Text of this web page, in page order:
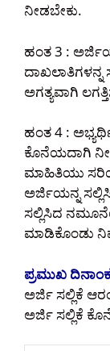
ನೀಡಬೇಕು.
ಹಂತ 3 :
ದಾಖಲಾತಿಗಳನ್ನ
ಅಗತ್ಯವಾಗಿ
ಹಂತ 4 :
ಕೊನೆಯದಾಗಿ
ಮಾಹಿತಿಯು
ಅರ್ಜಿಯನ್ನ
ಸಲ್ಲಿಸಿದ
ಮಾಡಿಕೊಂಡು
ಪ್ರಮುಖ
ಅರ್ಜಿ ಸಲ್ಲಿಕೆ
ಅರ್ಜಿ ಸಲ್ಲಿಕೆ